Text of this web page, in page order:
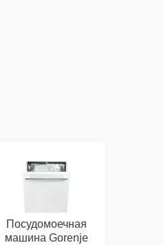
Посудомоечная
машина Gorenje